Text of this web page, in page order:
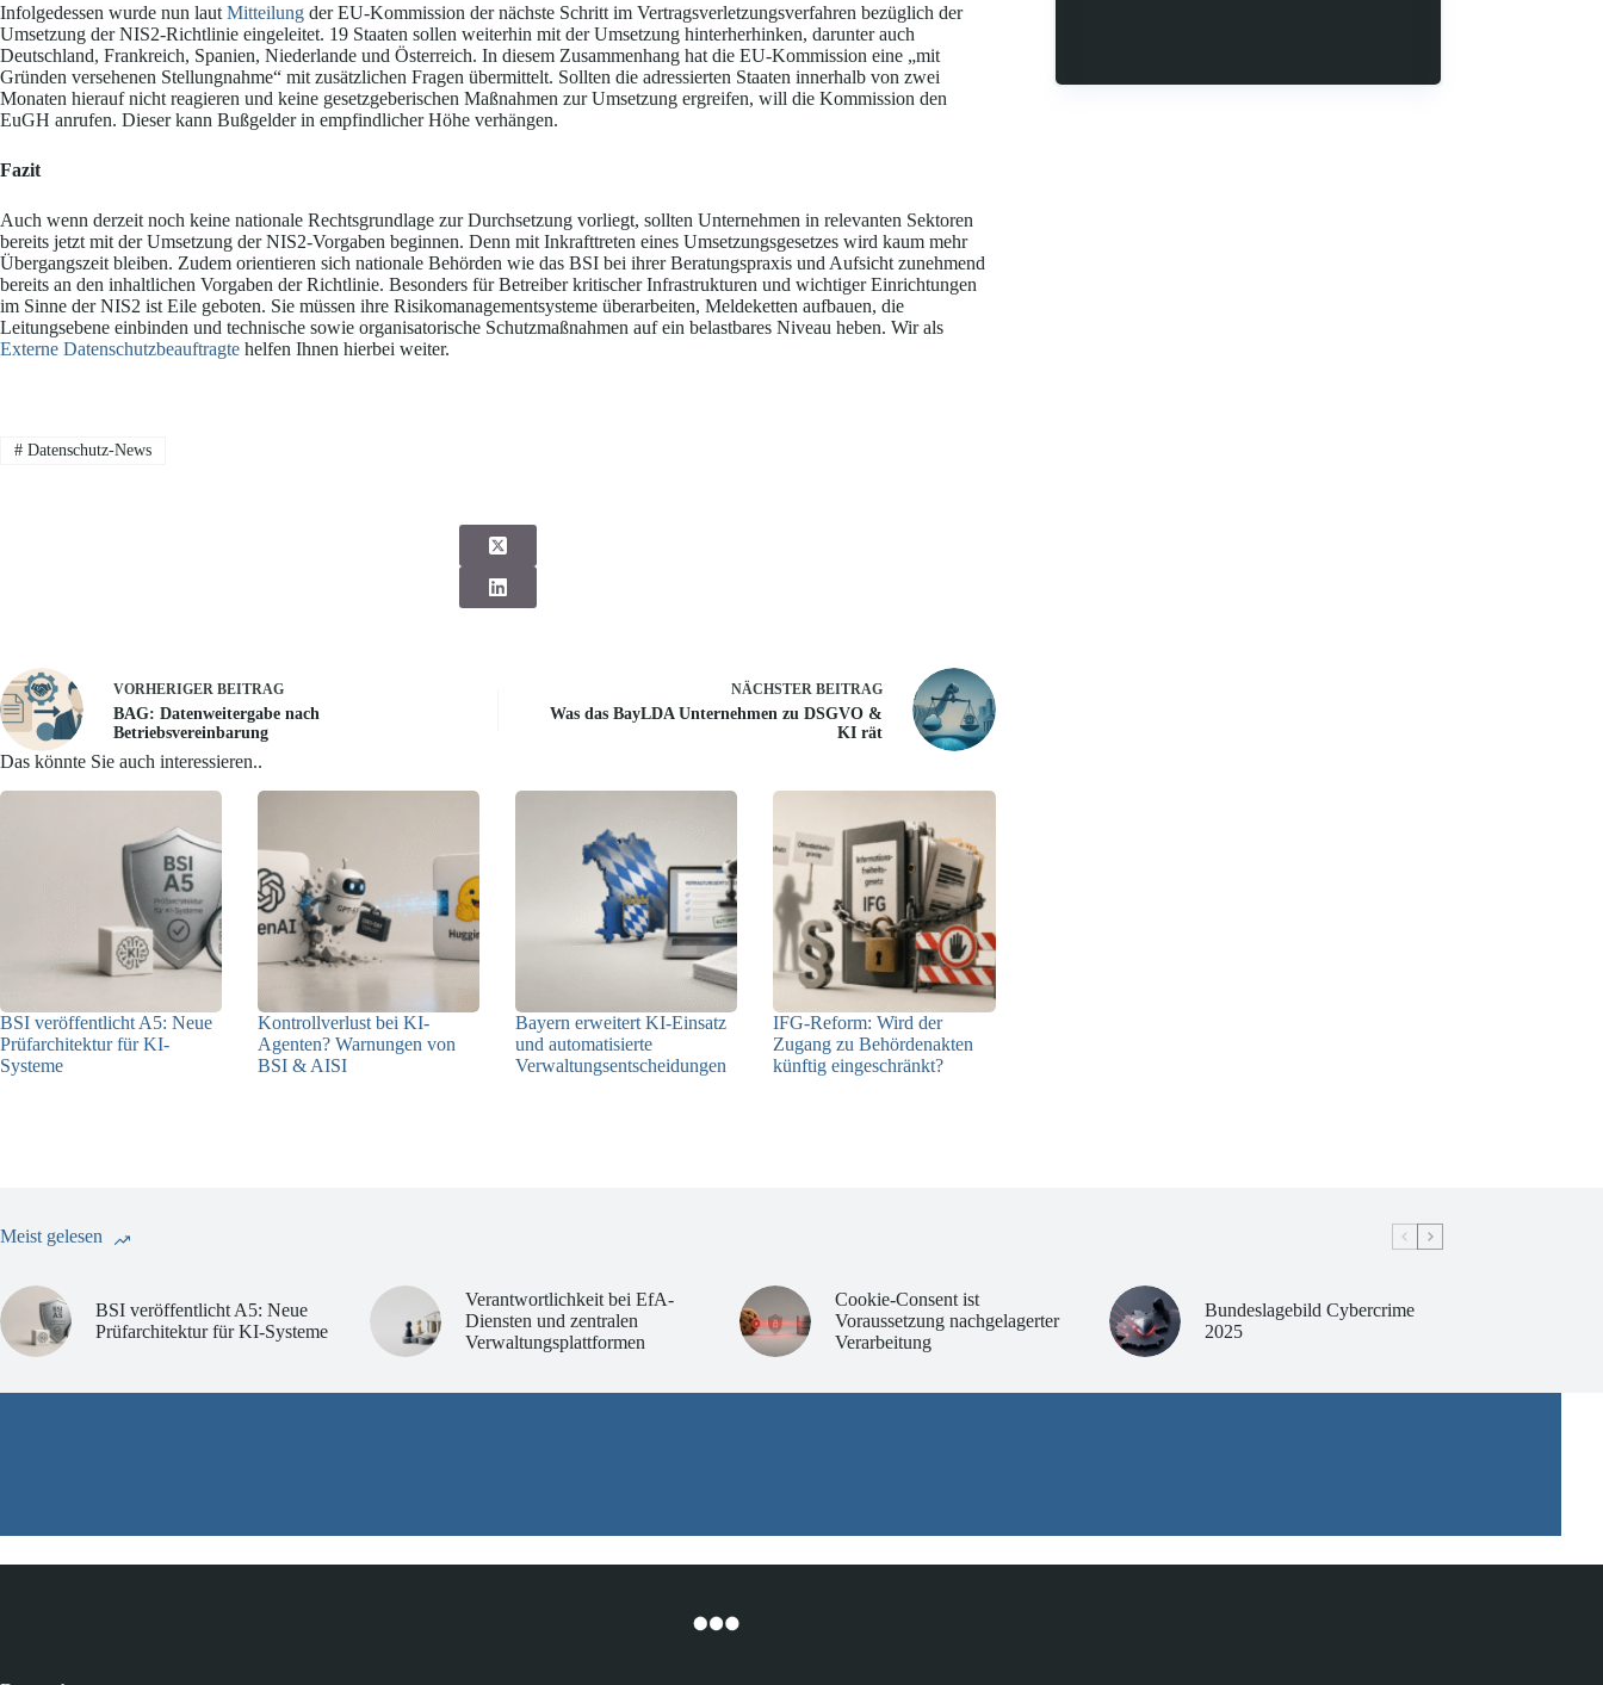
Infolgedessen wurde nun laut Mitteilung der EU-Kommission der nächste Schritt im Vertragsverletzungsverfahren bezüglich der
Umsetzung der NIS2-Richtlinie eingeleitet. 19 Staaten sollen weiterhin mit der Umsetzung hinterherhinken, darunter auch
Deutschland, Frankreich, Spanien, Niederlande und Österreich. In diesem Zusammenhang hat die EU-Kommission eine „mit
Gründen versehenen Stellungnahme“ mit zusätzlichen Fragen übermittelt. Sollten die adressierten Staaten innerhalb von zwei
Monaten hierauf nicht reagieren und keine gesetzgeberischen Maßnahmen zur Umsetzung ergreifen, will die Kommission den
EuGH anrufen. Dieser kann Bußgelder in empfindlicher Höhe verhängen.
Fazit
Auch wenn derzeit noch keine nationale Rechtsgrundlage zur Durchsetzung vorliegt, sollten Unternehmen in relevanten Sektoren
bereits jetzt mit der Umsetzung der NIS2-Vorgaben beginnen. Denn mit Inkrafttreten eines Umsetzungsgesetzes wird kaum mehr
Übergangszeit bleiben. Zudem orientieren sich nationale Behörden wie das BSI bei ihrer Beratungspraxis und Aufsicht zunehmend
bereits an den inhaltlichen Vorgaben der Richtlinie. Besonders für Betreiber kritischer Infrastrukturen und wichtiger Einrichtungen
im Sinne der NIS2 ist Eile geboten. Sie müssen ihre Risikomanagementsysteme überarbeiten, Meldeketten aufbauen, die
Leitungsebene einbinden und technische sowie organisatorische Schutzmaßnahmen auf ein belastbares Niveau heben. Wir als
Externe Datenschutzbeauftragte helfen Ihnen hierbei weiter.
#Datenschutz-News
VORHERIGER BEITRAG
BAG: Datenweitergabe nach
Betriebsvereinbarung
NÄCHSTER BEITRAG
Was das BayLDA Unternehmen zu DSGVO &
KI rät
Das könnte Sie auch interessieren..
BSI veröffentlicht A5: Neue
Prüfarchitektur für KI-
Systeme
Kontrollverlust bei KI-
Agenten? Warnungen von
BSI & AISI
Bayern erweitert KI-Einsatz
und automatisierte
Verwaltungsentscheidungen
IFG-Reform: Wird der
Zugang zu Behördenakten
künftig eingeschränkt?
Meist gelesen
BSI veröffentlicht A5: Neue
Prüfarchitektur für KI-Systeme
Verantwortlichkeit bei EfA-
Diensten und zentralen
Verwaltungsplattformen
Cookie-Consent ist
Voraussetzung nachgelagerter
Verarbeitung
Bundeslagebild Cybercrime
2025